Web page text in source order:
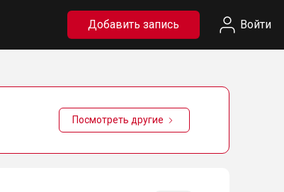
Добавить запись Войти
Посмотреть другие